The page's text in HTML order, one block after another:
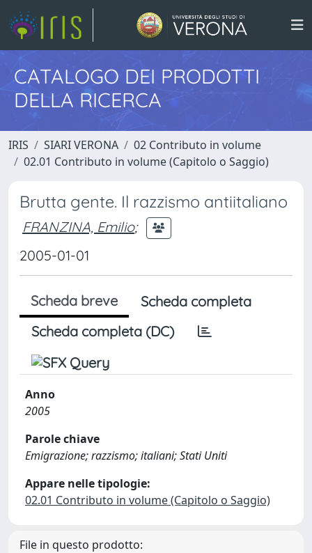
CATALOGO DEI PRODOTTI
DELLA RICERCA
IRIS SIARI VERONA
02 Contributo in volume
02.01 Contributo in volume (Capitolo o Saggio)
Brutta gente. Il razzismo antiitaliano
FRANZINA, Emilio;
2005-01-01
Scheda breve
Scheda completa
Scheda completa (DC)
Anno
2005
Parole chiave
Emigrazione; razzismo; italiani; Stati Uniti
Appare nelle tipologie:
02.01 Contributo in volume (Capitolo o Saggio)
File in questo prodotto: